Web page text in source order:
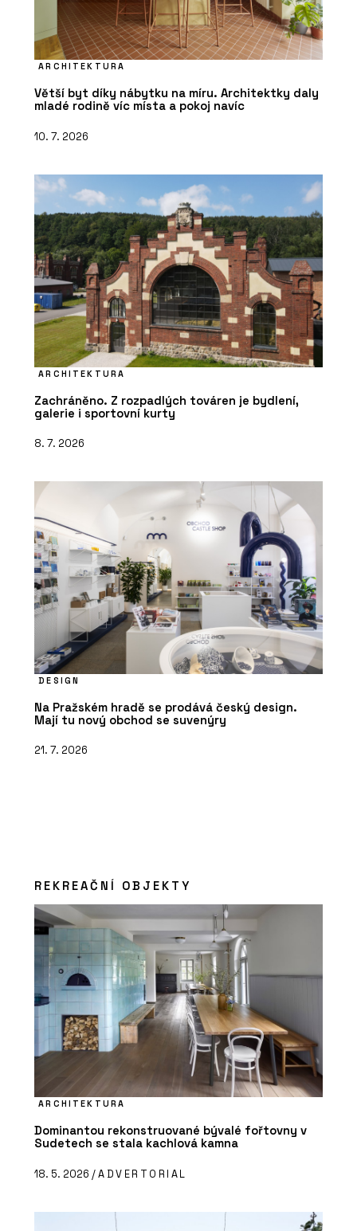
ARCHITEKTURA
Větší byt díky nábytku na míru. Architektky daly
mladé rodině víc místa a pokoj navíc
10. 7. 2026
ARCHITEKTURA
Zachráněno. Z rozpadlých továren je bydlení,
galerie i sportovní kurty
8. 7. 2026
DESIGN
Na Pražském hradě se prodává český design.
Mají tu nový obchod se suvenýry
21. 7. 2026
REKREAČNÍ OBJEKTY
ARCHITEKTURA
Dominantou rekonstruované bývalé fořtovny v
Sudetech se stala kachlová kamna
18. 5. 2026 /ADVERTORIAL